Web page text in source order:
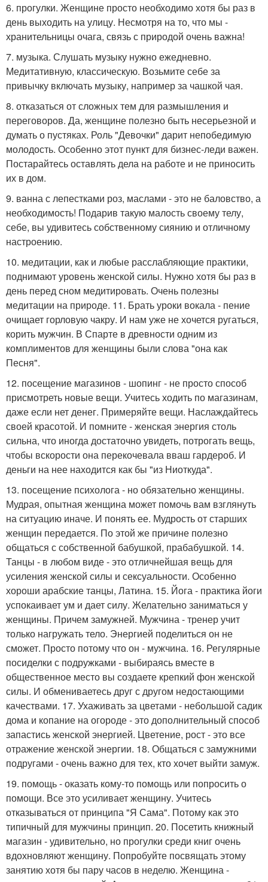
6. прогулки. Женщине просто необходимо хотя бы раз в
день выходить на улицу. Несмотря на то, что мы -
хранительницы очага, связь с природой очень важна!
7. музыка. Слушать музыку нужно ежедневно.
Медитативную, классическую. Возьмите себе за
привычку включать музыку, например за чашкой чая.
8. отказаться от сложных тем для размышления и
переговоров. Да, женщине полезно быть несерьезной и
думать о пустяках. Роль "Девочки" дарит непобедимую
молодость. Особенно этот пункт для бизнес-леди важен.
Постарайтесь оставлять дела на работе и не приносить
их в дом.
9. ванна с лепестками роз, маслами - это не баловство, а
необходимость! Подарив такую малость своему телу,
себе, вы удивитесь собственному сиянию и отличному
настроению.
10. медитации, как и любые расслабляющие практики,
поднимают уровень женской силы. Нужно хотя бы раз в
день перед сном медитировать. Очень полезны
медитации на природе. 11. Брать уроки вокала - пение
очищает горловую чакру. И нам уже не хочется ругаться,
корить мужчин. В Спарте в древности одним из
комплиментов для женщины были слова "она как
Песня".
12. посещение магазинов - шопинг - не просто способ
присмотреть новые вещи. Учитесь ходить по магазинам,
даже если нет денег. Примеряйте вещи. Наслаждайтесь
своей красотой. И помните - женская энергия столь
сильна, что иногда достаточно увидеть, потрогать вещь,
чтобы вскорости она перекочевала вваш гардероб. И
деньги на нее находится как бы "из Ниоткуда".
13. посещение психолога - но обязательно женщины.
Мудрая, опытная женщина может помочь вам взглянуть
на ситуацию иначе. И понять ее. Мудрость от старших
женщин передается. По этой же причине полезно
общаться с собственной бабушкой, прабабушкой. 14.
Танцы - в любом виде - это отличнейшая вещь для
усиления женской силы и сексуальности. Особенно
хороши арабские танцы, Латина. 15. Йога - практика йоги
успокаивает ум и дает силу. Желательно заниматься у
женщины. Причем замужней. Мужчина - тренер учит
только нагружать тело. Энергией поделиться он не
сможет. Просто потому что он - мужчина. 16. Регулярные
посиделки с подружками - выбираясь вместе в
общественное место вы создаете крепкий фон женской
силы. И обмениваетесь друг с другом недостающими
качествами. 17. Ухаживать за цветами - небольшой садик
дома и копание на огороде - это дополнительный способ
запастись женской энергией. Цветение, рост - это все
отражение женской энергии. 18. Общаться с замужними
подругами - очень важно для тех, кто хочет выйти замуж.
19. помощь - оказать кому-то помощь или попросить о
помощи. Все это усиливает женщину. Учитесь
отказываться от принципа "Я Сама". Потому как это
типичный для мужчины принцип. 20. Посетить книжный
магазин - удивительно, но прогулки среди книг очень
вдохновляют женщину. Попробуйте посвящать этому
занятию хотя бы пару часов в неделю. Женщина -